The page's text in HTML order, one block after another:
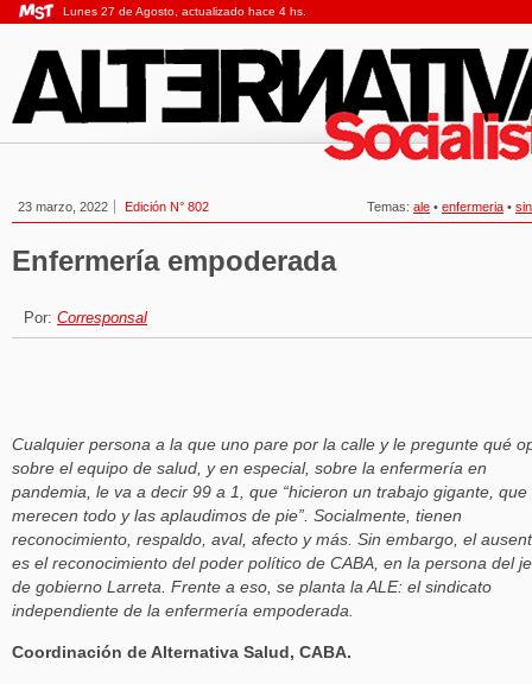
Lunes 27 de Agosto, actualizado hace 4 hs.
23 marzo, 2022 Edición N° 802 Temas: ale • enfermeria •
Enfermería empoderada
Por: Corresponsal
Cualquier persona a la que uno pare por la calle y le pregunte qué
sobre el equipo de salud, y en especial, sobre la enfermería en
pandemia, le va a decir 99 a 1, que “hicieron un trabajo gigante, que
merecen todo y las aplaudimos de pie”. Socialmente, tienen
reconocimiento, respaldo, aval, afecto y más. Sin embargo, el
es el reconocimiento del poder político de CABA, en la persona del
de gobierno Larreta. Frente a eso, se planta la ALE: el sindicato
independiente de la enfermería empoderada.
Coordinación de Alternativa Salud, CABA.